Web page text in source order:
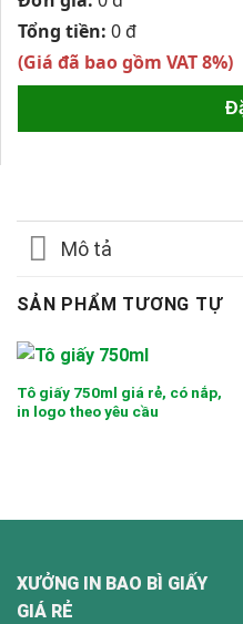
Mô tả
SẢN PHẨM TƯƠNG TỰ
Tô giấy 750ml giá rẻ, có nắp,
in logo theo yêu cầu
XƯỞNG IN BAO BÌ GIẤY
GIÁ RẺ